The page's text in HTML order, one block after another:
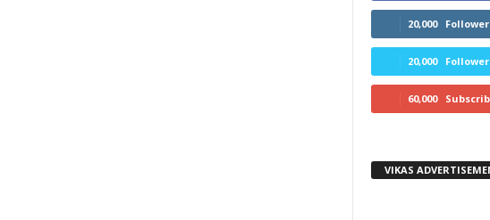
20,000
20,000
60,000
VIKAS